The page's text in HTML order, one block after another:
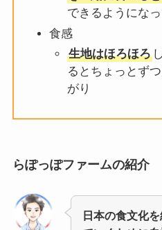
できるようにな
食感
生地はほろほろ
るとちょっとず
がり
らぽっぽファームの紹介
日本の食文化